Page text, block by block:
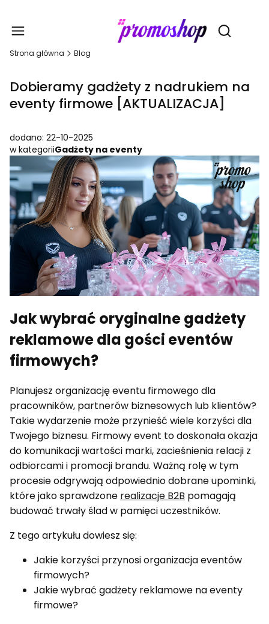
Otwórz
Strona główna Blog
Dobieramy gadżety z nadrukiem na
eventy firmowe [AKTUALIZACJA]
dodano: 22-10-2025
w kategoriiGadżety na eventy
Jak wybrać oryginalne gadżety
reklamowe dla gości eventów
firmowych?
Planujesz organizację eventu firmowego dla
pracowników, partnerów biznesowych lub klientów?
Takie wydarzenie może przynieść wiele korzyści dla
Twojego biznesu. Firmowy event to doskonała okazja
do komunikacji wartości marki, zacieśnienia relacji z
odbiorcami i promocji brandu. Ważną rolę w tym
procesie odgrywają odpowiednio dobrane upominki,
które jako sprawdzone realizacje B2B pomagają
budować trwały ślad w pamięci uczestników.
Z tego artykułu dowiesz się:
Jakie korzyści przynosi organizacja eventów
firmowych?
Jakie wybrać gadżety reklamowe na eventy
firmowe?